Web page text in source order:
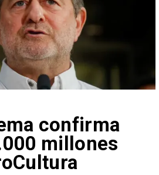
confirma
millones